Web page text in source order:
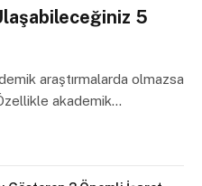
5
araştırmalarda olmazsa
akademik…